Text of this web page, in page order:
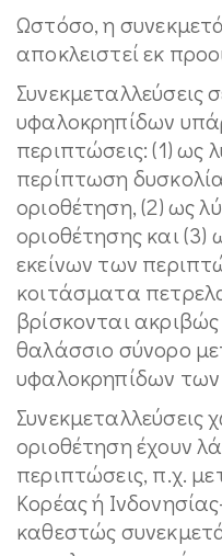
Ωστόσο, η
αποκλειστεί εκ
Συνεκμεταλλεύσεις
υφαλοκρηπίδων
περιπτώσεις: (1) ως
περίπτωση
οριοθέτηση, (2) ως
οριοθέτησης και
εκείνων των
κοιτάσματα
βρίσκονται ακριβώς
θαλάσσιο σύνορο
υφαλοκρηπίδων
Συνεκμεταλλεύσεις
οριοθέτηση έχουν
περιπτώσεις, π.χ.
Κορέας ή
καθεστώς